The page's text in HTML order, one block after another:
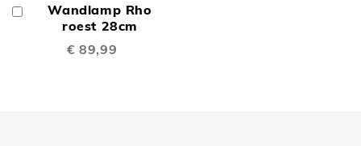
Wandlamp Rho
roest 28cm
€ 89,99
Winkelwagen